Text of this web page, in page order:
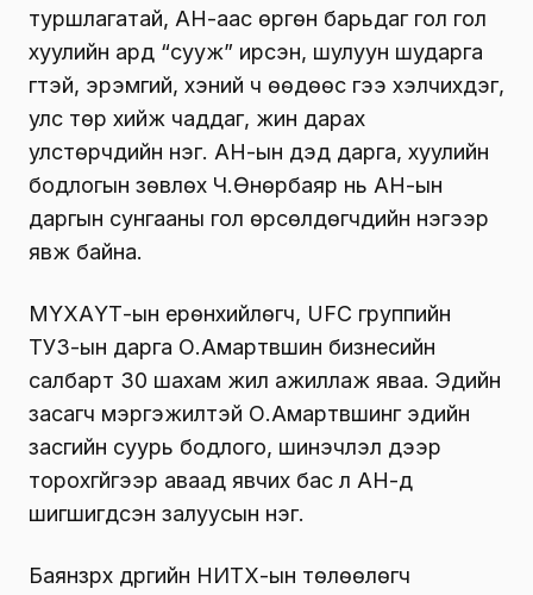
туршлагатай, АН-аас өргөн барьдаг гол гол
хуулийн ард “сууж” ирсэн, шулуун шударга
үгтэй, эрэмгий, хэний ч өөдөөс үгээ хэлчихдэг,
улс төр хийж чаддаг, жин дарах
улстөрчдийн нэг. АН-ын дэд дарга, хуулийн
бодлогын зөвлөх Ч.Өнөрбаяр нь АН-ын
даргын сунгааны гол өрсөлдөгчдийн нэгээр
явж байна.
МҮХАҮТ-ын ерөнхийлөгч, UFC группийн
ТУЗ-ын дарга О.Амартүвшин бизнесийн
салбарт 30 шахам жил ажиллаж яваа. Эдийн
засагч мэргэжилтэй О.Амартүвшинг эдийн
засгийн суурь бодлого, шинэчлэл дээр
торохгүйгээр аваад явчих бас л АН-д
шигшигдсэн залуусын нэг.
Баянзүрх дүүргийн НИТХ-ын төлөөлөгч